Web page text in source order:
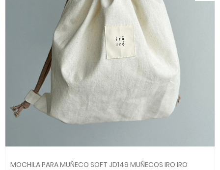
MOCHILA PARA MUÑECO SOFT JD149 MUÑECOS IRO IRO